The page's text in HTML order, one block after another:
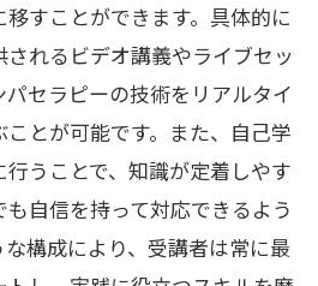
る通信講座の利点
セラピーを学ぶ自宅で実践
に入れる
ルを身につける方法
リンパケアの基本
材を使った効果的な練習法
ョナルな技術を磨くための
すことができます。具体的に
れるビデオ講義やライブセッ
セラピーの技術をリアルタイ
とが可能です。また、自己学
うことで、知識が定着しやす
自信を持って対応できるよう
構成により、受講者は常に最